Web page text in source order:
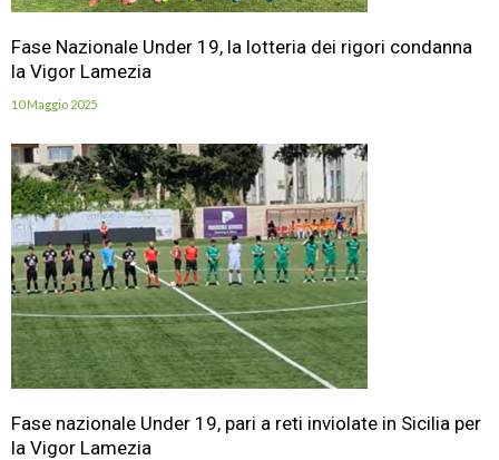
Fase Nazionale Under 19, la lotteria dei rigori condanna
la Vigor Lamezia
10 Maggio 2025
Fase nazionale Under 19, pari a reti inviolate in Sicilia per
la Vigor Lamezia